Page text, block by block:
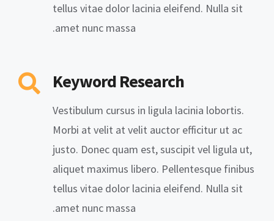
tellus vitae dolor lacinia eleifend. Nulla sit
amet nunc massa.
Keyword Research
Vestibulum cursus in ligula lacinia lobortis.
Morbi at velit at velit auctor efficitur ut ac
justo. Donec quam est, suscipit vel ligula ut,
aliquet maximus libero. Pellentesque finibus
tellus vitae dolor lacinia eleifend. Nulla sit
amet nunc massa.